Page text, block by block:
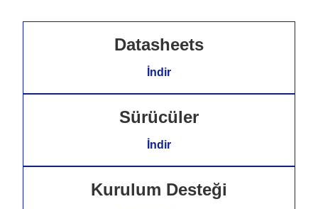
Datasheets
İndir
Sürücüler
İndir
Kurulum Desteği